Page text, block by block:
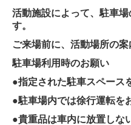
活動施設によって、駐車
す。
ご来場前に、活動場所の案
駐車場利用時のお願い
●指定された駐車スペース
●駐車場内では徐行運転を
●貴重品は車内に放置しな